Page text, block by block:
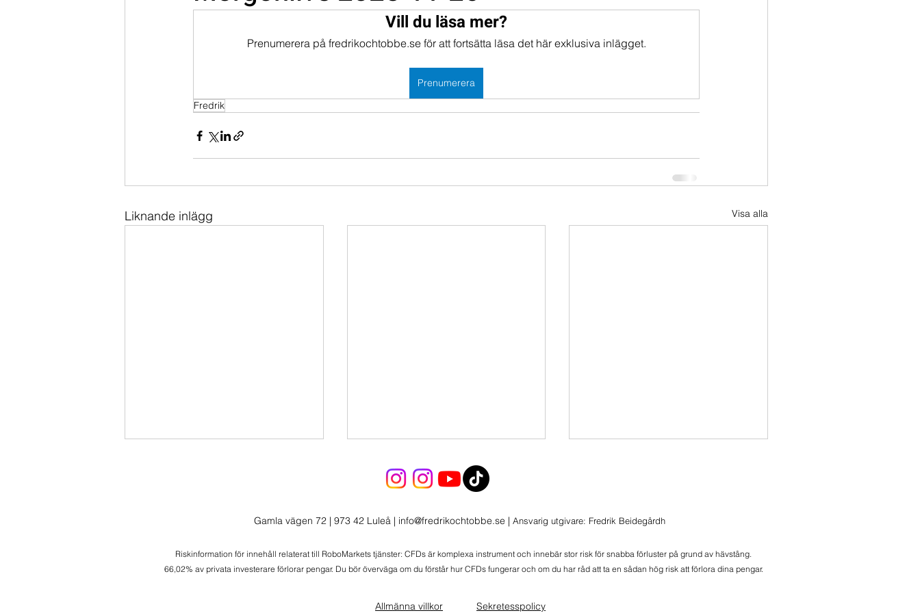
Portföljer
Vill du läsa mer?
Prenumerera på fredrikochtobbe.se för att fortsätta läsa det här exklusiva inlägget.
Prenumerera
Fredrik
Liknande inlägg Visa alla
Fredagsspecial Amazon -
Morgonlive 2026-08-06
Morgonbrev 2026-08-06
Gamla vägen 72 | 973 42 Luleå | info@fredrikochtobbe.se | Ansvarig utgivare: Fredrik Beidegårdh
Riskinformation för innehåll relaterat till RoboMarkets tjänster: CFDs är komplexa instrument och innebär stor risk för snabba förluster på grund av hävstång.
66,02% av privata investerare förlorar pengar. Du bör överväga om du förstår hur CFDs fungerar och om du har råd att ta en sådan hög risk att förlora dina pengar.
Allmänna villkor Sekretesspolicy